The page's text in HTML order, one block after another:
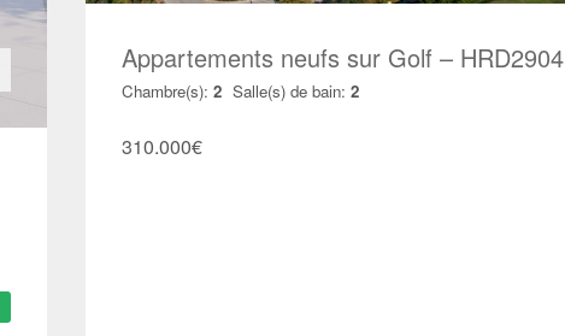
Appartements neufs sur Golf – HRD2904
Chambre(s): 2 Salle(s) de bain: 2
310.000€